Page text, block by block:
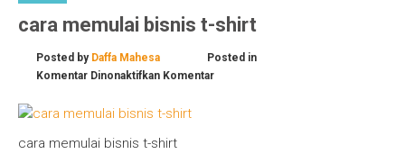
cara memulai bisnis t-shirt
Posted by Daffa Mahesa
Posted in
Komentar Dinonaktifkanpada
memulai
t-
Komentar
cara memulai bisnis t-shirt